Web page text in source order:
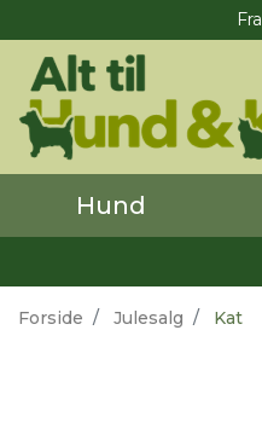
Hund
Forside Julesalg Kat